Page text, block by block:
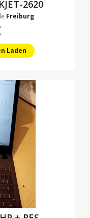
2620
Freiburg
Laden